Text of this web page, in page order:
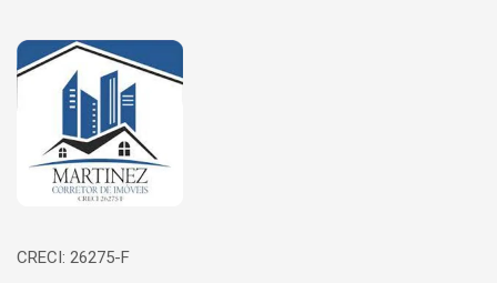
Página inicial
CRECI: 26275-F